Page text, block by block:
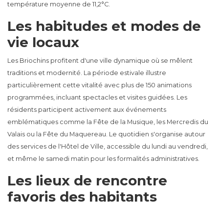
température moyenne de 11,2°C.
Les habitudes et modes de
vie locaux
Les Briochins profitent d'une ville dynamique où se mêlent
traditions et modernité. La période estivale illustre
particulièrement cette vitalité avec plus de 150 animations
programmées, incluant spectacles et visites guidées. Les
résidents participent activement aux événements
emblématiques comme la Fête de la Musique, les Mercredis du
Valais ou la Fête du Maquereau. Le quotidien s'organise autour
des services de l'Hôtel de Ville, accessible du lundi au vendredi,
et même le samedi matin pour les formalités administratives.
Les lieux de rencontre
favoris des habitants